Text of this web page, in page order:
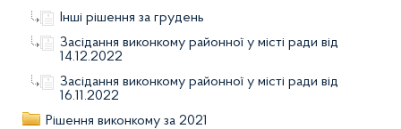
Інші рішення за грудень
Засідання виконкому районної у місті ради від
14.12.2022
Засідання виконкому районної у місті ради від
16.11.2022
Рішення виконкому за 2021